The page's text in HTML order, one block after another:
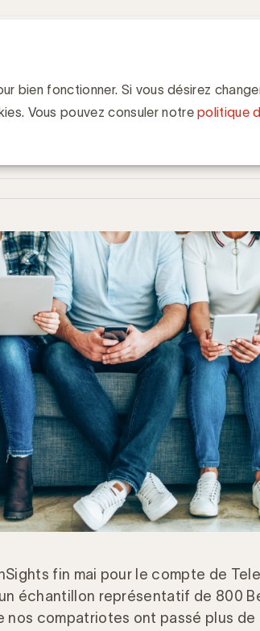
bien fonctionner. Si vous désirez
Vous pouvez consuler notrepolitique
digital des Belges
fin mai pour le compte de
échantillon représentatif de 800
nos compatriotes ont passé plus de